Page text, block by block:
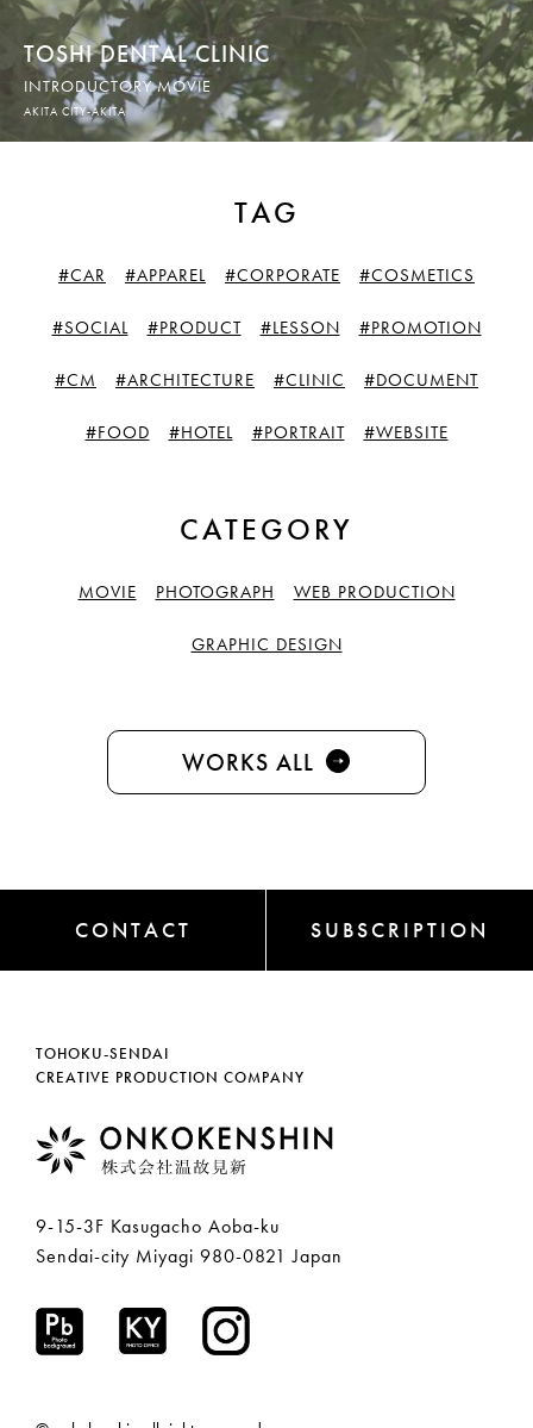
TOSHI DENTAL CLINIC
INTRODUCTORY MOVIE
AKITA CITY-AKITA
TAG
#CAR #APPAREL #CORPORATE #COSMETICS
#SOCIAL #PRODUCT #LESSON #PROMOTION
#CM #ARCHITECTURE #CLINIC #DOCUMENT
#FOOD #HOTEL #PORTRAIT #WEBSITE
CATEGORY
MOVIE PHOTOGRAPH WEB PRODUCTION
GRAPHIC DESIGN
WORKS ALL
CONTACT SUBSCRIPTION
TOHOKU-SENDAI
CREATIVE PRODUCTION COMPANY
9-15-3F Kasugacho Aoba-ku
Sendai-city Miyagi 980-0821 Japan